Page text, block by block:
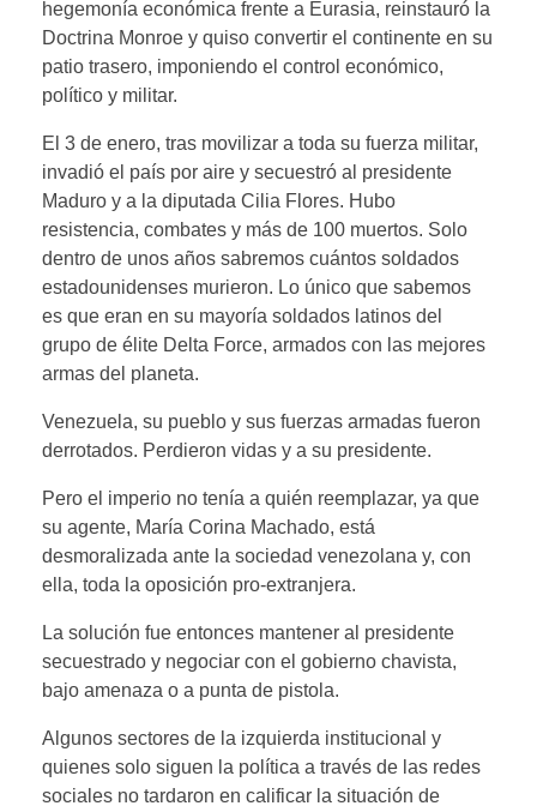
hegemonía económica frente a Eurasia, reinstauró la
Doctrina Monroe y quiso convertir el continente en su
patio trasero, imponiendo el control económico,
político y militar.
El 3 de enero, tras movilizar a toda su fuerza militar,
invadió el país por aire y secuestró al presidente
Maduro y a la diputada Cilia Flores. Hubo
resistencia, combates y más de 100 muertos. Solo
dentro de unos años sabremos cuántos soldados
estadounidenses murieron. Lo único que sabemos
es que eran en su mayoría soldados latinos del
grupo de élite Delta Force, armados con las mejores
armas del planeta.
Venezuela, su pueblo y sus fuerzas armadas fueron
derrotados. Perdieron vidas y a su presidente.
Pero el imperio no tenía a quién reemplazar, ya que
su agente, María Corina Machado, está
desmoralizada ante la sociedad venezolana y, con
ella, toda la oposición pro-extranjera.
La solución fue entonces mantener al presidente
secuestrado y negociar con el gobierno chavista,
bajo amenaza o a punta de pistola.
Algunos sectores de la izquierda institucional y
quienes solo siguen la política a través de las redes
sociales no tardaron en calificar la situación de